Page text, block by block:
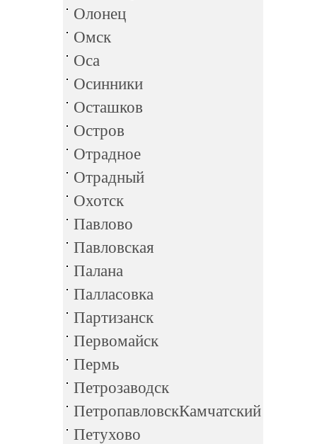
Олонец
Омск
Оса
Осинники
Осташков
Остров
Отрадное
Отрадный
Охотск
Павлово
Павловская
Палана
Палласовка
Партизанск
Первомайск
Пермь
Петрозаводск
ПетропавловскКамчатский
Петухово